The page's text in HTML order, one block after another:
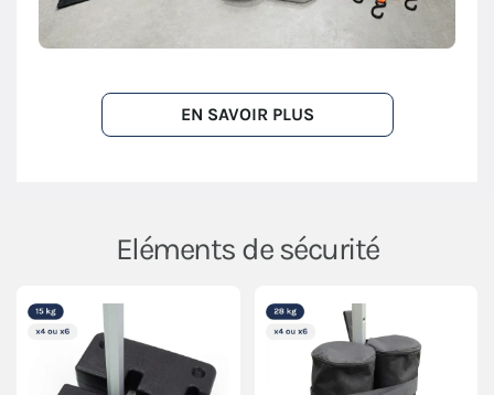
EN SAVOIR PLUS
Eléments de sécurité